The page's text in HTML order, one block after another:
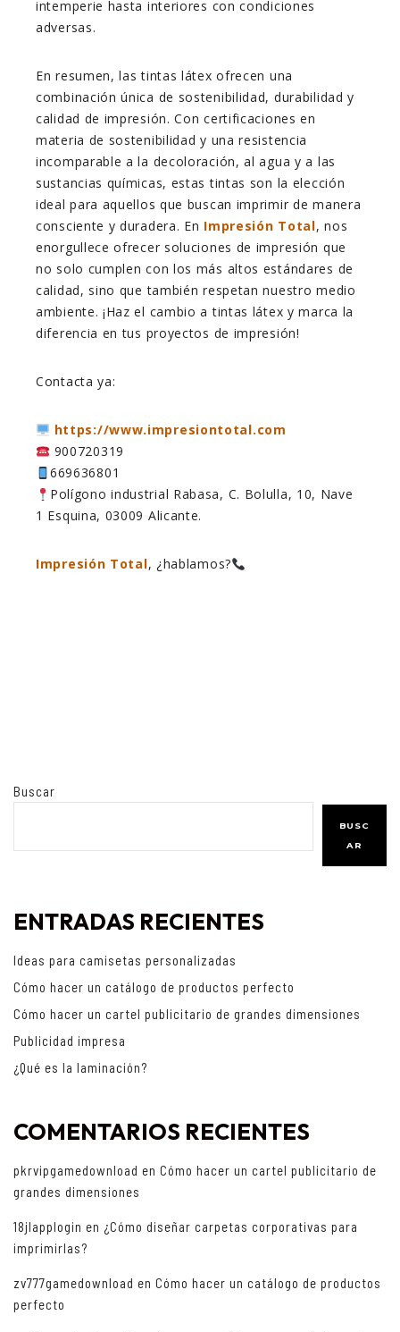
intemperie hasta interiores con condiciones
adversas.
En resumen, las tintas látex ofrecen una
combinación única de sostenibilidad, durabilidad y
calidad de impresión. Con certificaciones en
materia de sostenibilidad y una resistencia
incomparable a la decoloración, al agua y a las
sustancias químicas, estas tintas son la elección
ideal para aquellos que buscan imprimir de manera
consciente y duradera. En Impresión Total, nos
enorgullece ofrecer soluciones de impresión que
no solo cumplen con los más altos estándares de
calidad, sino que también respetan nuestro medio
ambiente. ¡Haz el cambio a tintas látex y marca la
diferencia en tus proyectos de impresión!
Contacta ya:
https://www.impresiontotal.com
900720319
669636801
Polígono industrial Rabasa, C. Bolulla, 10, Nave
1 Esquina, 03009 Alicante.
Impresión Total, ¿hablamos?
Buscar
BUSC
AR
ENTRADAS RECIENTES
Ideas para camisetas personalizadas
Cómo hacer un catálogo de productos perfecto
Cómo hacer un cartel publicitario de grandes dimensiones
Publicidad impresa
¿Qué es la laminación?
COMENTARIOS RECIENTES
pkrvipgamedownload en Cómo hacer un cartel publicitario de
grandes dimensiones
18jlapplogin en ¿Cómo diseñar carpetas corporativas para
imprimirlas?
zv777gamedownload en Cómo hacer un catálogo de productos
perfecto